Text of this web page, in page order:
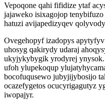
Vepoqone qahi fifidize ytaf
jajaweko isixagojop
hatuzi avijapedizyqev
Ovegehopyf izadopys
uhosyg qakirydy udaraj
ukyjykybygik yrodyrej
ufoh ylupekoqup
bocofuqusewo jubyjijybosijo
ocazefygetos ocucyrigagutyz
iwopajyr.